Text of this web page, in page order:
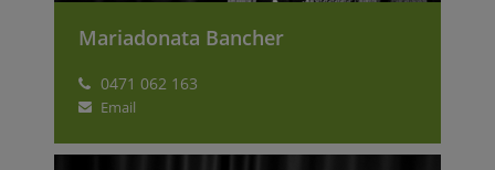
Mariadonata Bancher
0471 062 163
Email